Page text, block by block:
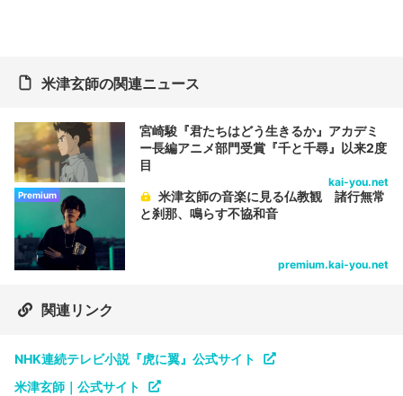
米津玄師の関連ニュース
宮崎駿『君たちはどう生きるか』アカデミ
ー長編アニメ部門受賞『千と千尋』以来2度
目
kai-you.net
Premium
米津玄師の音楽に見る仏教観 諸行無常
と刹那、鳴らす不協和音
premium.kai-you.net
関連リンク
NHK連続テレビ小説『虎に翼』公式サイト
米津玄師｜公式サイト